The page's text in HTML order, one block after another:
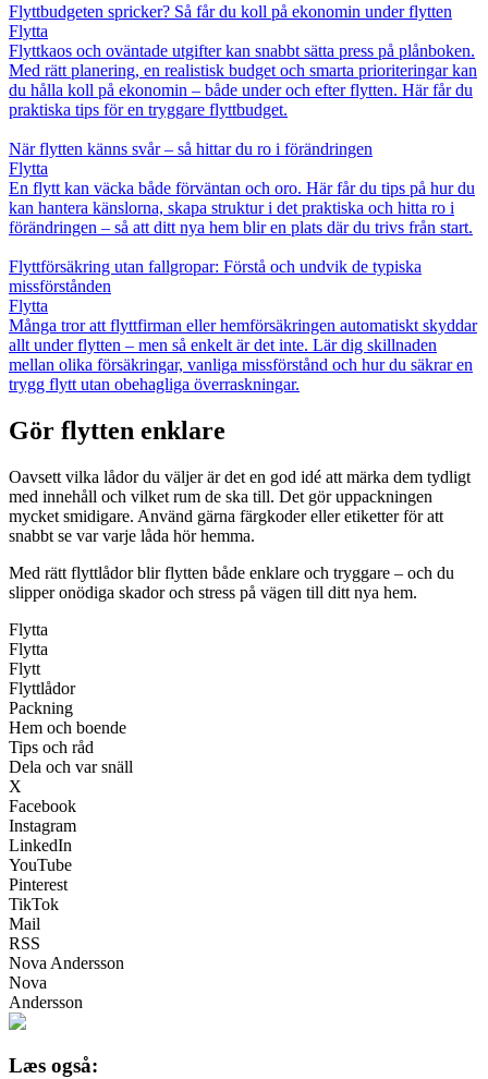
Flyttbudgeten spricker? Så får du koll på ekonomin under flytten
Flytta
Flyttkaos och oväntade utgifter kan snabbt sätta press på plånboken.
Med rätt planering, en realistisk budget och smarta prioriteringar kan
du hålla koll på ekonomin – både under och efter flytten. Här får du
praktiska tips för en tryggare flyttbudget.
När flytten känns svår – så hittar du ro i förändringen
Flytta
En flytt kan väcka både förväntan och oro. Här får du tips på hur du
kan hantera känslorna, skapa struktur i det praktiska och hitta ro i
förändringen – så att ditt nya hem blir en plats där du trivs från start.
Flyttförsäkring utan fallgropar: Förstå och undvik de typiska
missförstånden
Flytta
Många tror att flyttfirman eller hemförsäkringen automatiskt skyddar
allt under flytten – men så enkelt är det inte. Lär dig skillnaden
mellan olika försäkringar, vanliga missförstånd och hur du säkrar en
trygg flytt utan obehagliga överraskningar.
Gör flytten enklare
Oavsett vilka lådor du väljer är det en god idé att märka dem tydligt
med innehåll och vilket rum de ska till. Det gör uppackningen
mycket smidigare. Använd gärna färgkoder eller etiketter för att
snabbt se var varje låda hör hemma.
Med rätt flyttlådor blir flytten både enklare och tryggare – och du
slipper onödiga skador och stress på vägen till ditt nya hem.
Flytta
Flytta
Flytt
Flyttlådor
Packning
Hem och boende
Tips och råd
Dela och var snäll
X
Facebook
Instagram
LinkedIn
YouTube
Pinterest
TikTok
Mail
RSS
Nova Andersson
Nova
Andersson
Læs også: